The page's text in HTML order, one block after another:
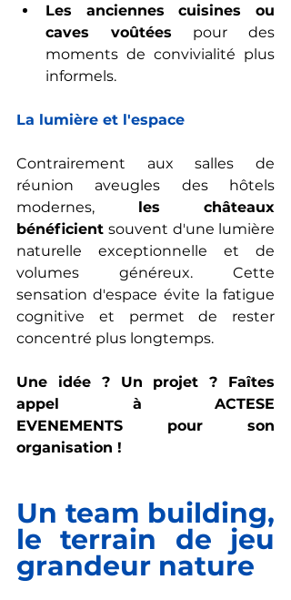
Les anciennes cuisines ou
caves voûtées pour des
moments de convivialité plus
informels.
La lumière et l'espace
Contrairement aux salles de
réunion aveugles des hôtels
modernes, les châteaux
bénéficient souvent d'une lumière
naturelle exceptionnelle et de
volumes généreux. Cette
sensation d'espace évite la fatigue
cognitive et permet de rester
concentré plus longtemps.
Une idée ? Un projet ? Faîtes
appel à
ACTESE
EVENEMENTS pour son
organisation !
Un team building,
le terrain de jeu
grandeur nature